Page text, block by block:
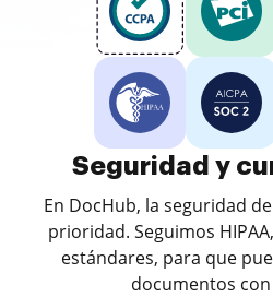
Seguridad y
En DocHub, la seguridad
prioridad. Seguimos
estándares, para que
documentos